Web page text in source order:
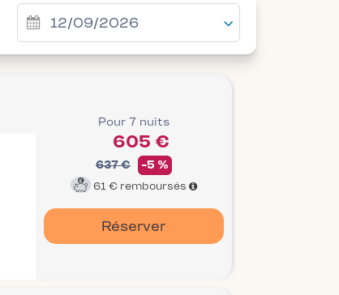
Pour 7 nuits
605 €
637 € -5 %
61 € remboursés
Réserver